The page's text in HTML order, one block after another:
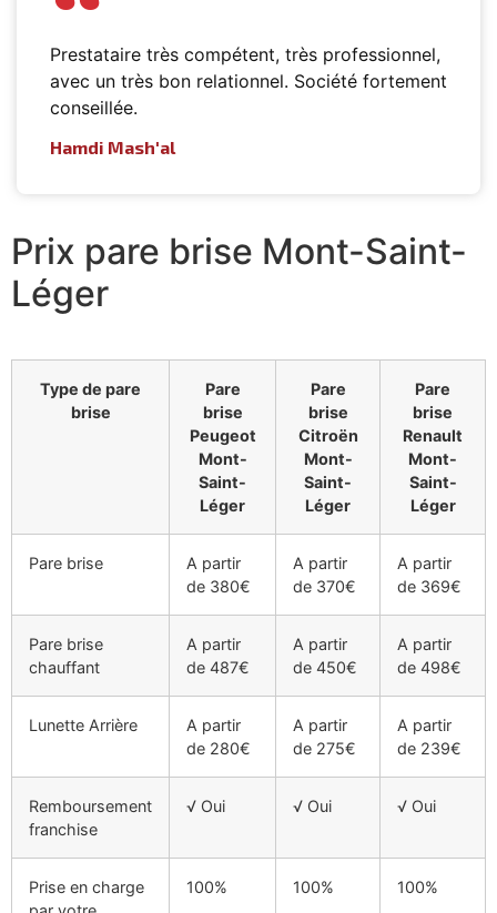
Prestataire très compétent, très professionnel,
avec un très bon relationnel. Société fortement
conseillée.
Hamdi Mash'al
Prix pare brise Mont-Saint-
Léger
Type de pare
brise
Pare
brise
Peugeot
Mont-
Saint-
Léger
Pare
brise
Citroën
Mont-
Saint-
Léger
Pare
brise
Renault
Mont-
Saint-
Léger
Pare brise
A partir
de 380€
A partir
de 370€
A partir
de 369€
Pare brise
chauffant
A partir
de 487€
A partir
de 450€
A partir
de 498€
Lunette Arrière
A partir
de 280€
A partir
de 275€
A partir
de 239€
Remboursement
franchise
√ Oui √ Oui √ Oui
Prise en charge
100% 100% 100%